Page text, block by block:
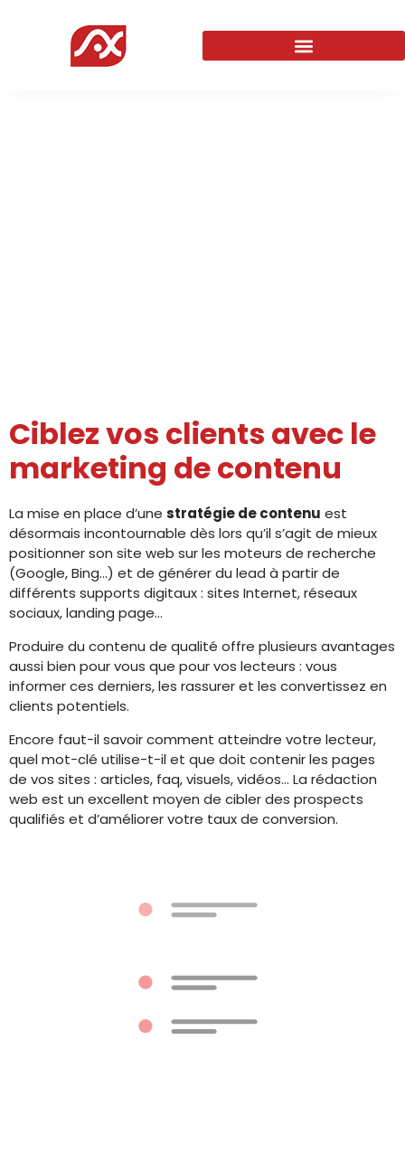
Ciblez vos clients avec le
marketing de contenu
La mise en place d’une stratégie de contenu est
désormais incontournable dès lors qu’il s’agit de mieux
positionner son site web sur les moteurs de recherche
(Google, Bing…) et de générer du lead à partir de
différents supports digitaux : sites Internet, réseaux
sociaux, landing page…
Produire du contenu de qualité offre plusieurs avantages
aussi bien pour vous que pour vos lecteurs : vous
informer ces derniers, les rassurer et les convertissez en
clients potentiels.
Encore faut-il savoir comment atteindre votre lecteur,
quel mot-clé utilise-t-il et que doit contenir les pages
de vos sites : articles, faq, visuels, vidéos… La rédaction
web est un excellent moyen de cibler des prospects
qualifiés et d’améliorer votre taux de conversion.